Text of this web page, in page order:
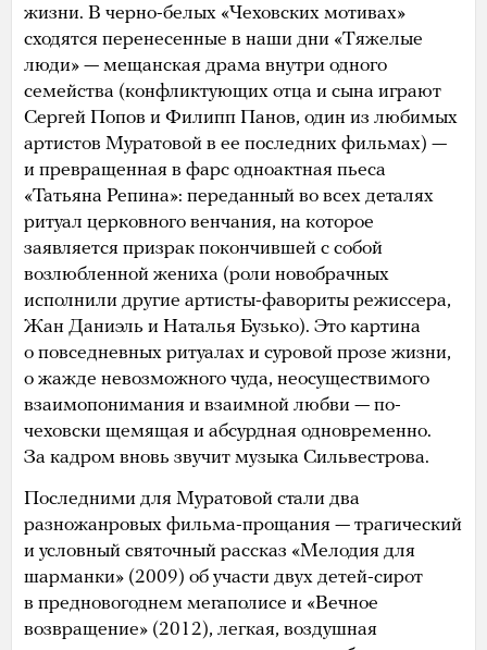
жизни. В черно-белых «Чеховских мотивах»
сходятся перенесенные в наши дни «Тяжелые
люди» — мещанская драма внутри одного
семейства (конфликтующих отца и сына играют
Сергей Попов и Филипп Панов, один из любимых
артистов Муратовой в ее последних фильмах) —
и превращенная в фарс одноактная пьеса
«Татьяна Репина»: переданный во всех деталях
ритуал церковного венчания, на которое
заявляется призрак покончившей с собой
возлюбленной жениха (роли новобрачных
исполнили другие артисты-фавориты режиссера,
Жан Даниэль и Наталья Бузько). Это картина
о повседневных ритуалах и суровой прозе жизни,
о жажде невозможного чуда, неосуществимого
взаимопонимания и взаимной любви — по-
чеховски щемящая и абсурдная одновременно.
За кадром вновь звучит музыка Сильвестрова.
Последними для Муратовой стали два
разножанровых фильма-прощания — трагический
и условный святочный рассказ «Мелодия для
шарманки» (2009) об участи двух детей-сирот
в предновогоднем мегаполисе и «Вечное
возвращение» (2012), легкая, воздушная